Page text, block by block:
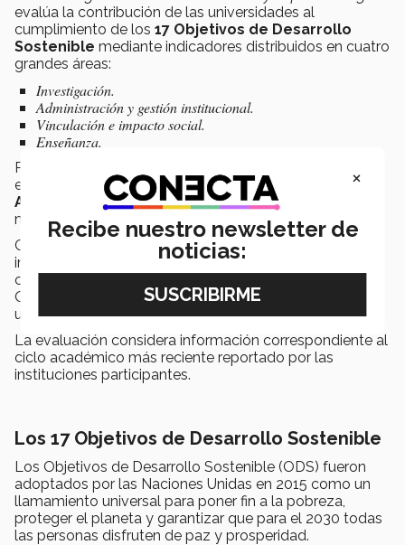
evalúa la contribución de las universidades al
cumplimiento de los 17 Objetivos de Desarrollo
Sostenible mediante indicadores distribuidos en cuatro
grandes áreas:
Investigación.
Administración y gestión institucional.
Vinculación e impacto social.
Enseñanza.
Para participar, las instituciones deben presentar
evidencia obligatoria relacionada con el
Alianzas para lograr los objetivos, además de al
menos tres ODS adicionales de su elección.
Cada uno de los objetivos es evaluado de manera
independiente y posteriormente se calcula una
calificación general a partir del resultado obtenido en el
ODS 17 y los tres ODS con mejor desempeño de cada
universidad.
La evaluación considera información correspondiente al
ciclo académico más reciente reportado por las
instituciones participantes.
Los 17 Objetivos de Desarrollo Sostenible
Los Objetivos de Desarrollo Sostenible (ODS) fueron
adoptados por las Naciones Unidas en 2015 como un
llamamiento universal para poner fin a la pobreza,
proteger el planeta y garantizar que para el 2030 todas
las personas disfruten de paz y prosperidad.
×
Recibe nuestro newsletter de
noticias: